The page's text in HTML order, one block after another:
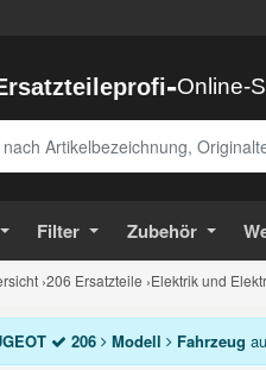
-Online-
Filter Zubehör
›206 Ersatzteile ›Elektrik und
206 Modell Fahrzeug